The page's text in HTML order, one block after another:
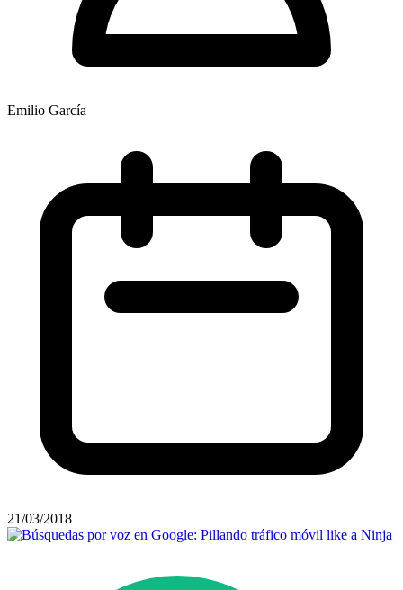
Emilio García
21/03/2018